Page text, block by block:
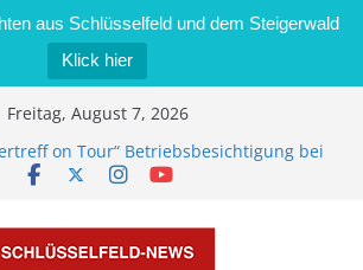
aus Schlüsselfeld und dem Steigerwald
Klick hier
Freitag, August 7, 2026
on Tour“ Betriebsbesichtigung bei
Zimmermann GmbH
in Sägewerk in Bernroth schnell unter